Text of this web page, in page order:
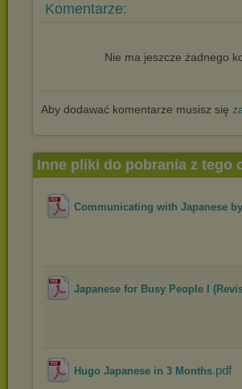
Komentarze:
Nie ma jeszcze żadnego
Aby dodawać komentarze musisz się
Inne pliki do pobrania z tego
Communicating with Japanese
Japanese for Busy People I
Hugo Japanese in 3 Months.pdf